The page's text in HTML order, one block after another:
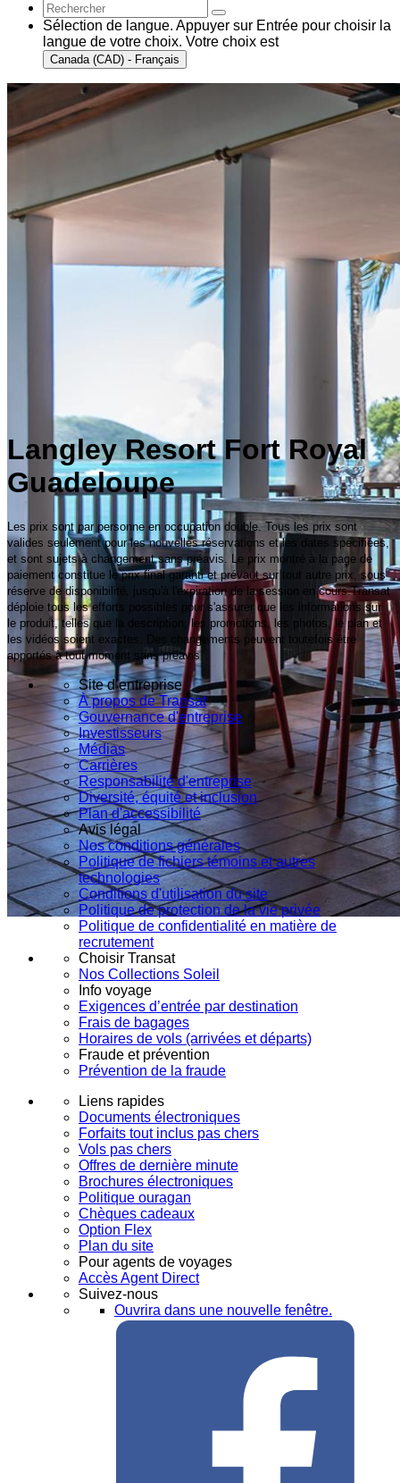
Sélection de langue. Appuyer sur Entrée pour choisir la
langue de votre choix. Votre choix est
Canada (CAD) - Français
Langley Resort Fort Royal
Guadeloupe
Les prix sont par personne en occupation double. Tous les prix sont
valides seulement pour les nouvelles réservations et les dates spécifiées,
et sont sujets à changement sans préavis. Le prix montré à la page de
paiement constitue le prix final garanti et prévaut sur tout autre prix, sous
réserve de disponibilité, jusqu'à l'expiration de la session en cours.Transat
déploie tous les efforts possibles pour s'assurer que les informations sur
le produit, telles que la description, les promotions, les photos, le plan et
les vidéos soient exactes. Des changements peuvent toutefois être
apportés à tout moment sans préavis.
Site d’entreprise
À propos de Transat
Gouvernance d'entreprise
Investisseurs
Médias
Carrières
Responsabilité d'entreprise
Diversité, équité et inclusion
Plan d'accessibilité
Avis légal
Nos conditions générales
Politique de fichiers témoins et autres
technologies
Conditions d'utilisation du site
Politique de protection de la vie privée
Politique de confidentialité en matière de
recrutement
Choisir Transat
Nos Collections Soleil
Info voyage
Exigences d’entrée par destination
Frais de bagages
Horaires de vols (arrivées et départs)
Fraude et prévention
Prévention de la fraude
Liens rapides
Documents électroniques
Forfaits tout inclus pas chers
Vols pas chers
Offres de dernière minute
Brochures électroniques
Politique ouragan
Chèques cadeaux
Option Flex
Plan du site
Pour agents de voyages
Accès Agent Direct
Suivez-nous
Ouvrira dans une nouvelle fenêtre.